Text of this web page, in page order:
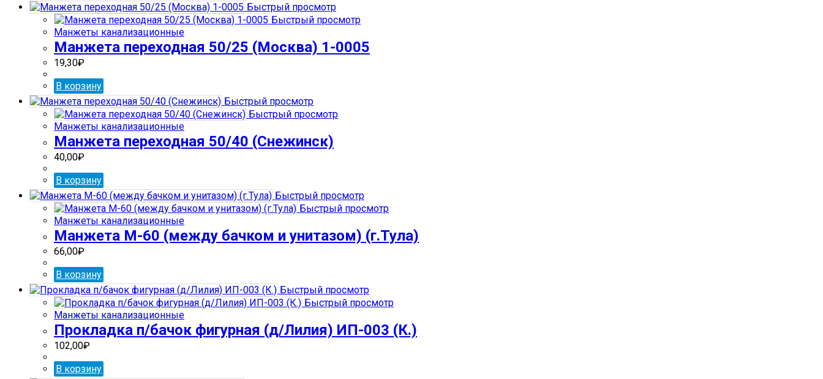
Быстрый просмотр
Быстрый просмотр
Манжеты канализационные
Манжета переходная 50/25 (Москва) 1-0005
19,30₽
В корзину
Быстрый просмотр
Быстрый просмотр
Манжеты канализационные
Манжета переходная 50/40 (Снежинск)
40,00₽
В корзину
Быстрый просмотр
Быстрый просмотр
Манжеты канализационные
Манжета М-60 (между бачком и унитазом) (г.Тула)
66,00₽
В корзину
Быстрый просмотр
Быстрый просмотр
Манжеты канализационные
Прокладка п/бачок фигурная (д/Лилия) ИП-003 (К.)
102,00₽
В корзину